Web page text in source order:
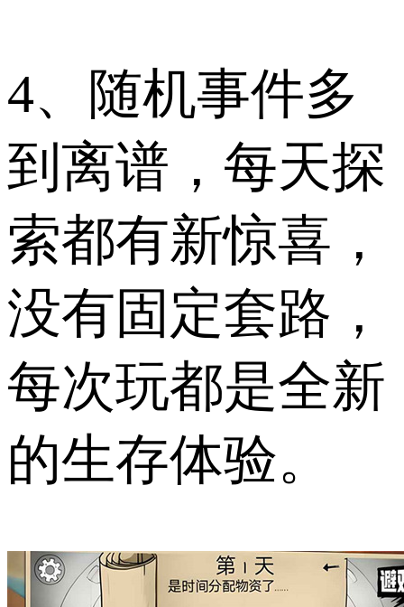
4、随机事件多
到离谱，每天探
索都有新惊喜，
没有固定套路，
每次玩都是全新
的生存体验。